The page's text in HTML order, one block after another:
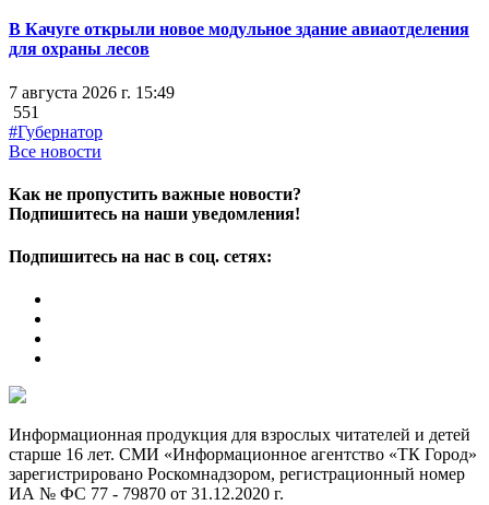
В Качуге открыли новое модульное здание авиаотделения
для охраны лесов
7 августа 2026 г. 15:49
551
#Губернатор
Все новости
Как не пропустить важные новости?
Подпишитесь на наши уведомления!
Подпишитесь на нас в соц. сетях:
Информационная продукция для взрослых читателей и детей
старше 16 лет. СМИ «Информационное агентство «ТК Город»
зарегистрировано Роскомнадзором, регистрационный номер
ИА № ФС 77 - 79870 от 31.12.2020 г.